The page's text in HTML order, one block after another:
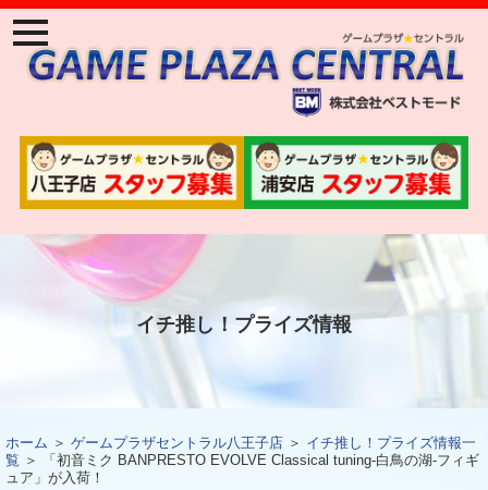
ナ
ビ
ゲ
ー
ン
メ
ニ
ュ
イチ推し！プライズ情報
ホーム ＞ ゲームプラザセントラル八王子店 ＞ イチ推し！プライズ情報一
覧 ＞ 「初音ミク BANPRESTO EVOLVE Classical tuning-白鳥の湖-フィギ
ュア」が入荷！